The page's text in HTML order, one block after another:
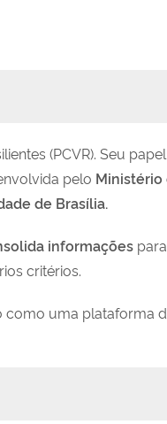
(PCVR). Seu
pelo Ministério
de Brasília.
informações
critérios.
como uma plataforma